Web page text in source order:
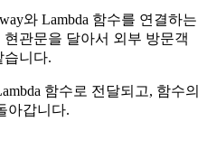
와 Lambda 함수를 연결하는
관문을 달아서 외부 방문객
습니다.
함수로 전달되고, 함수의
아갑니다.